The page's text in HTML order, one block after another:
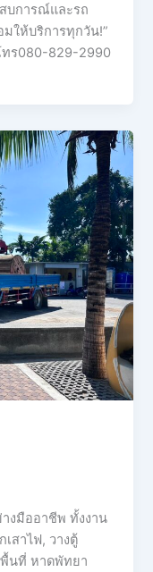
บการณ์และรถ
ให้บริการทุกวัน!”
ทร080-829-2990
งมืออาชีพ ทั้งงาน
สาไฟ, วางตู้
นที่ หาดพัทยา